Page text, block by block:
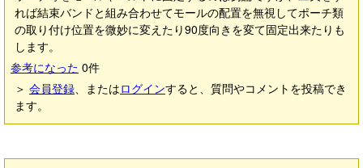
れば結束バンドと組み合わせてモールの配置を無視してポーチ類
の取り付け位置を微妙に変えたり90度向きを変て固定出来たりも
します。
参考になった 0件
＞ 会員登録、またはログインすると、質問やコメントを投稿でき
ます。